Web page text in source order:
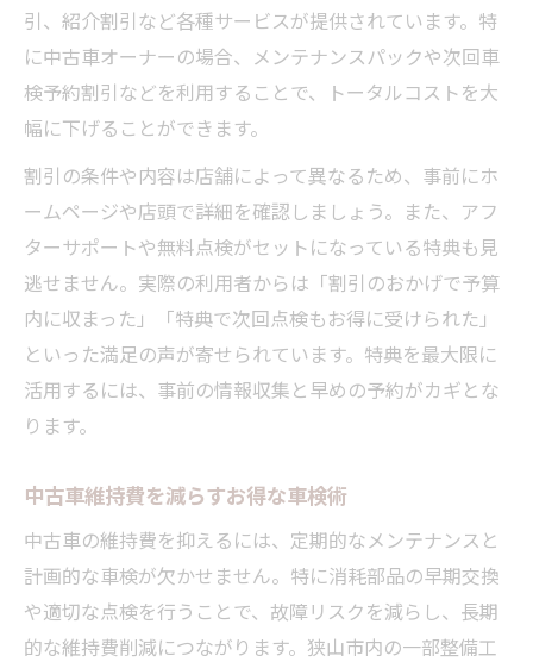
引、紹介割引など各種サービスが提供されています。特
に中古車オーナーの場合、メンテナンスパックや次回車
検予約割引などを利用することで、トータルコストを大
幅に下げることができます。
割引の条件や内容は店舗によって異なるため、事前にホ
ームページや店頭で詳細を確認しましょう。また、アフ
ターサポートや無料点検がセットになっている特典も見
逃せません。実際の利用者からは「割引のおかげで予算
内に収まった」「特典で次回点検もお得に受けられた」
といった満足の声が寄せられています。特典を最大限に
活用するには、事前の情報収集と早めの予約がカギとな
ります。
中古車維持費を減らすお得な車検術
中古車の維持費を抑えるには、定期的なメンテナンスと
計画的な車検が欠かせません。特に消耗部品の早期交換
や適切な点検を行うことで、故障リスクを減らし、長期
的な維持費削減につながります。狭山市内の一部整備工